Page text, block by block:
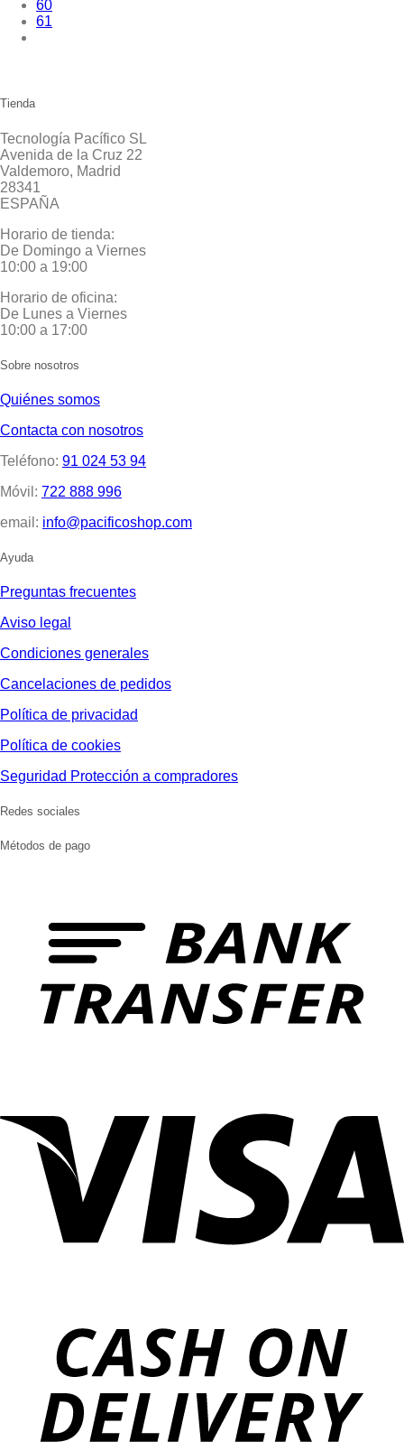
60
61
Tienda
Tecnología Pacífico SL
Avenida de la Cruz 22
Valdemoro, Madrid
28341
ESPAÑA
Horario de tienda:
De Domingo a Viernes
10:00 a 19:00
Horario de oficina:
De Lunes a Viernes
10:00 a 17:00
Sobre nosotros
Quiénes somos
Contacta con nosotros
Teléfono: 91 024 53 94
Móvil: 722 888 996
email: info@pacificoshop.com
Ayuda
Preguntas frecuentes
Aviso legal
Condiciones generales
Cancelaciones de pedidos
Política de privacidad
Política de cookies
Seguridad Protección a compradores
Redes sociales
Métodos de pago